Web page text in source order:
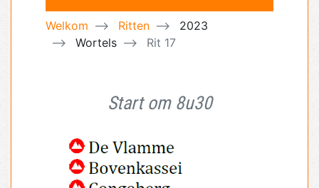
Welkom Ritten
2023
Wortels
Rit 17
Start om 8u30